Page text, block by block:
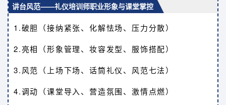
讲台风范——礼仪培训师职业形象与课堂掌控
1.破胆（接纳紧张、化解怯场、压力分散）
2.亮相（形象管理、妆容发型、服饰搭配）
3.风范（上场下场、话筒礼仪、风范七法）
4.调动（课堂导入、营造氛围、激情点燃）